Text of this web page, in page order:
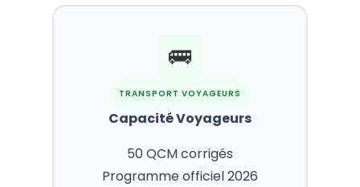
🚌
TRANSPORT VOYAGEURS
Capacité Voyageurs
50 QCM corrigés
Programme officiel 2026